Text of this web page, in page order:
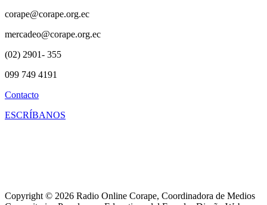
corape@corape.org.ec
mercadeo@corape.org.ec
(02) 2901- 355
099 749 4191
Contacto
ESCRÍBANOS
Copyright © 2026 Radio Online Corape, Coordinadora de Medios